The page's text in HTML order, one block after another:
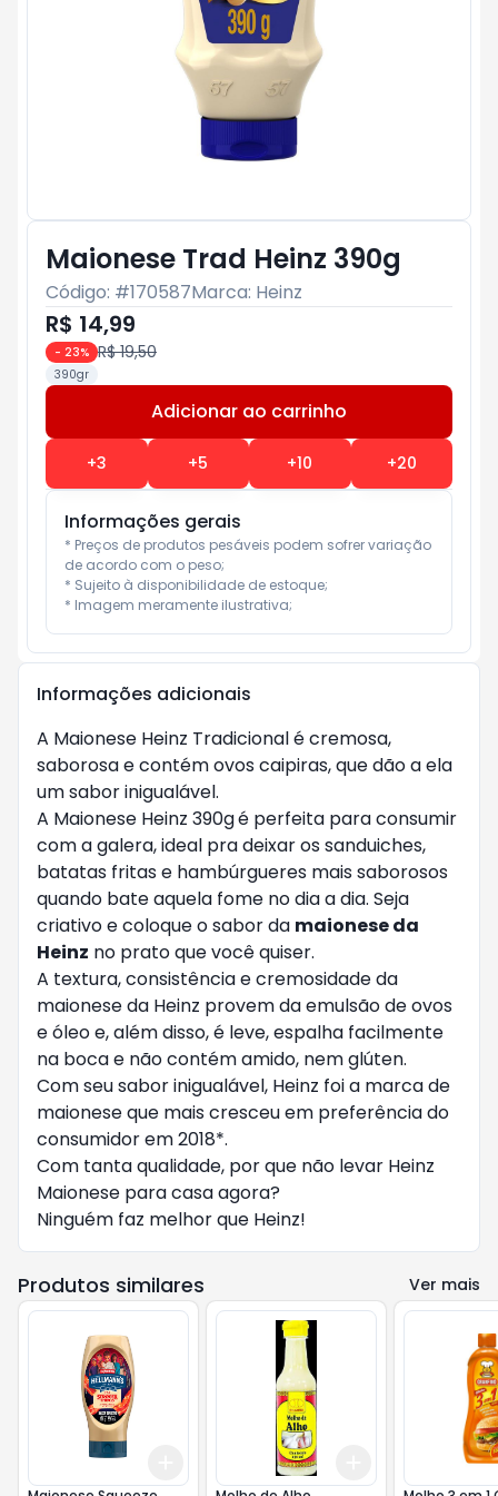
Maionese Trad Heinz 390g
Código: #170587Marca: Heinz
R$ 14,99
- 23% R$ 19,50
390gr
Adicionar ao carrinho
+3 +5 +10 +20
Informações gerais
* Preços de produtos pesáveis podem sofrer variação
de acordo com o peso;
* Sujeito à disponibilidade de estoque;
* Imagem meramente ilustrativa;
Informações adicionais
A Maionese Heinz Tradicional é cremosa,
saborosa e contém ovos caipiras, que dão a ela
um sabor inigualável.
A Maionese Heinz 390gé perfeita para consumir
com a galera, ideal pra deixar os sanduiches,
batatas fritas e hambúrgueres mais saborosos
quando bate aquela fome no dia a dia. Seja
criativo e coloque o sabor da maionese da
Heinz no prato que você quiser.
A textura, consistência e cremosidade da
maionese da Heinz provem da emulsão de ovos
e óleo e, além disso, é leve, espalha facilmente
na boca e não contém amido, nem glúten.
Com seu sabor inigualável, Heinz foi a marca de
maionese que mais cresceu em preferência do
consumidor em 2018*.
Com tanta qualidade, por que não levar Heinz
Maionese para casa agora?
Ninguém faz melhor que Heinz!
Produtos similares Ver mais
10 10